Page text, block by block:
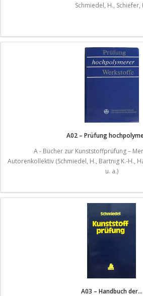
Schmiedel, H., Schiefer,
A02 – Prüfung
A - Bücher zur Kunststoffprüfung –
Autorenkollektiv (Schmiedel, H., Bartnig K.-H.,
u. a.)
A03 – Handbuch der...